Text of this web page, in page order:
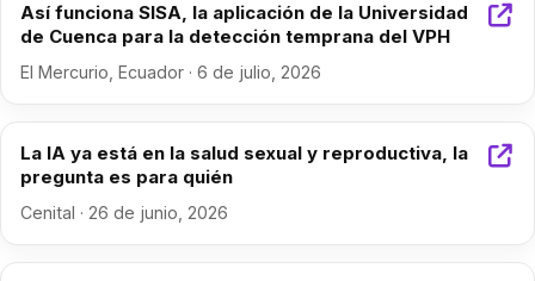
Así funciona SISA, la aplicación de la Universidad
de Cuenca para la detección temprana del VPH
El Mercurio, Ecuador · 6 de julio, 2026
La IA ya está en la salud sexual y reproductiva, la
pregunta es para quién
Cenital · 26 de junio, 2026